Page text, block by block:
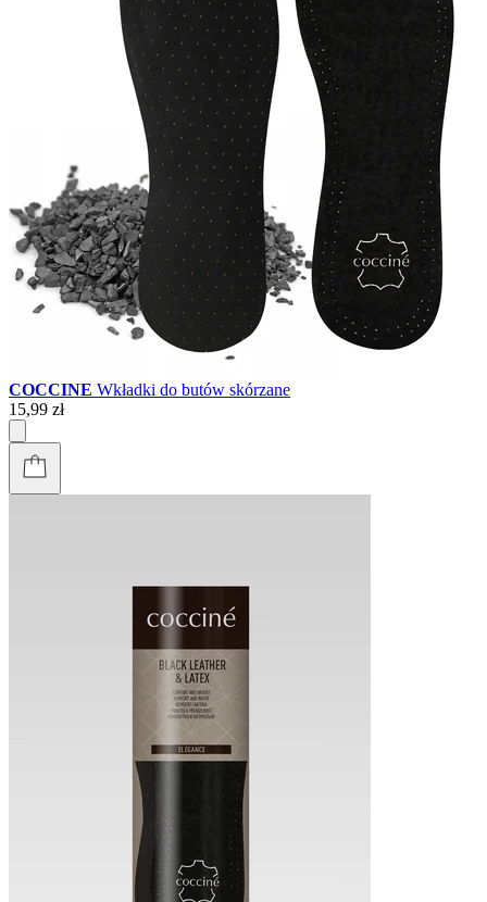
COCCINE Wkładki do butów skórzane
15,99 zł